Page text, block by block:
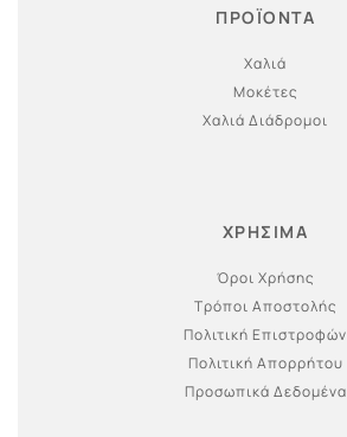
ΠΡΟΪΟΝΤΑ
Χαλιά
Μοκέτες
Χαλιά Διάδρομοι
ΧΡΗΣΙΜΑ
Όροι Χρήσης
Τρόποι Αποστολής
Πολιτική Επιστροφών
Πολιτική Απορρήτου
Προσωπικά Δεδομένα